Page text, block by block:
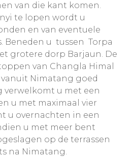
van die kant komen.
te lopen wordt u
en van eventuele
Beneden u tussen Torpa
grotere dorp Barjaun. De
van Changla Himal
vanuit Nimatang goed
verwelkomt u met een
u met maximaal vier
u overnachten in een
u met meer bent
op de terrassen
na Nimatang.